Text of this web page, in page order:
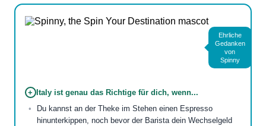
Ehrliche
Gedanken
von
Spinny
+ Italy ist genau das Richtige für dich, wenn...
Du kannst an der Theke im Stehen einen Espresso
hinunterkippen, noch bevor der Barista dein Wechselgeld